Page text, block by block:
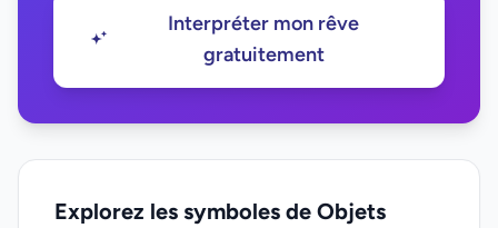
Interpréter mon rêve
gratuitement
Explorez les symboles de Objets